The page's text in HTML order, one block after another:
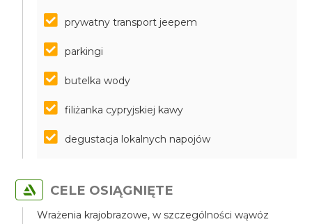
prywatny transport jeepem
parkingi
butelka wody
filiżanka cypryjskiej kawy
degustacja lokalnych napojów
CELE OSIĄGNIĘTE
Wrażenia krajobrazowe, w szczególności wąwóz